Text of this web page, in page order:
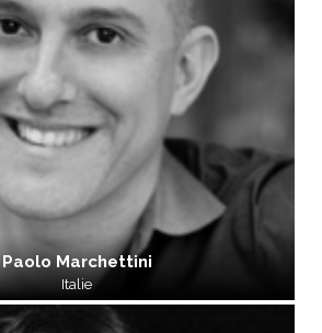
Paolo Marchettini
Italie